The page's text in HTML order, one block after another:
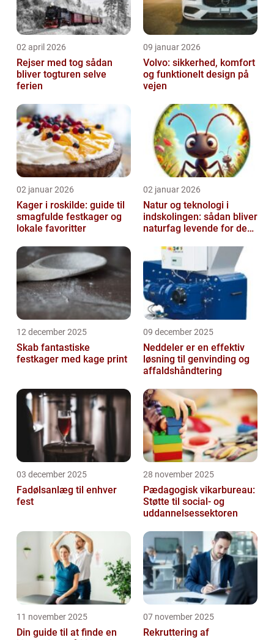
02 april 2026
Rejser med tog sådan
bliver togturen selve
ferien
09 januar 2026
Volvo: sikkerhed, komfort
og funktionelt design på
vejen
02 januar 2026
Kager i roskilde: guide til
smagfulde festkager og
lokale favoritter
02 januar 2026
Natur og teknologi i
indskolingen: sådan bliver
naturfag levende for de
12 december 2025
Skab fantastiske
festkager med kage print
09 december 2025
Neddeler er en effektiv
løsning til genvinding og
affaldshåndtering
03 december 2025
Fadølsanlæg til enhver
fest
28 november 2025
Pædagogisk vikarbureau:
Støtte til social- og
uddannelsessektoren
11 november 2025
Din guide til at finde en
07 november 2025
Rekruttering af